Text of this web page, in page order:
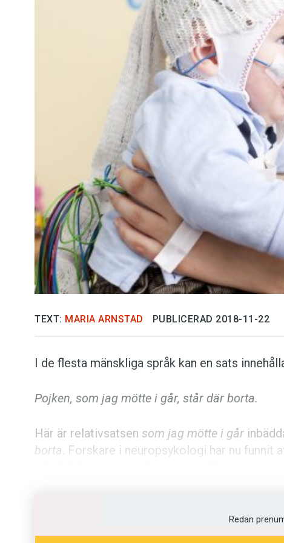
Kviss
Podden
Anmäl till
Föreslå nyord
Annonsera
Prenumerera
Läs
Press
TEXT: MARIA ARNSTAD PUBLICERAD 2018-11-22
I de flesta mänskliga språk kan en sats
Pojken, som jag mötte i går, står där borta.
Här är relativsatsen som jag mötte i går
borta . Forskare i neuropsykologi har nu funnit
, och vissa
lingvisten Noam Chomsky, har hävdat att
Redan